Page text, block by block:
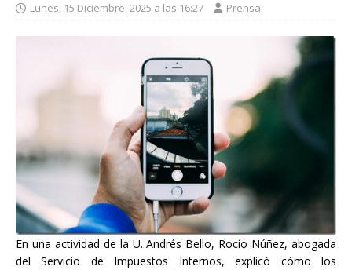
Lunes, 15 Diciembre, 2025 a las 16:27 Prensa
En una actividad de la U. Andrés Bello, Rocío Núñez, abogada
del Servicio de Impuestos Internos, explicó cómo los